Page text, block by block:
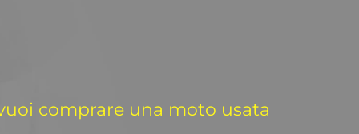
comprare una moto usata